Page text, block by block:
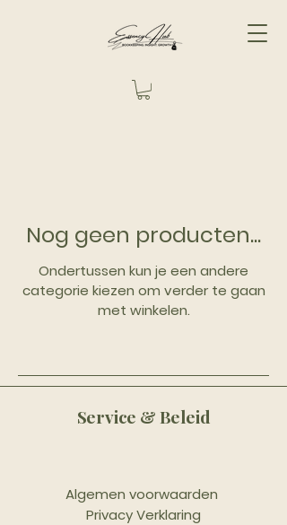
Nog geen producten...
Ondertussen kun je een andere
categorie kiezen om verder te gaan
met winkelen.
Service & Beleid
Algemen voorwaarden
Privacy Verklaring